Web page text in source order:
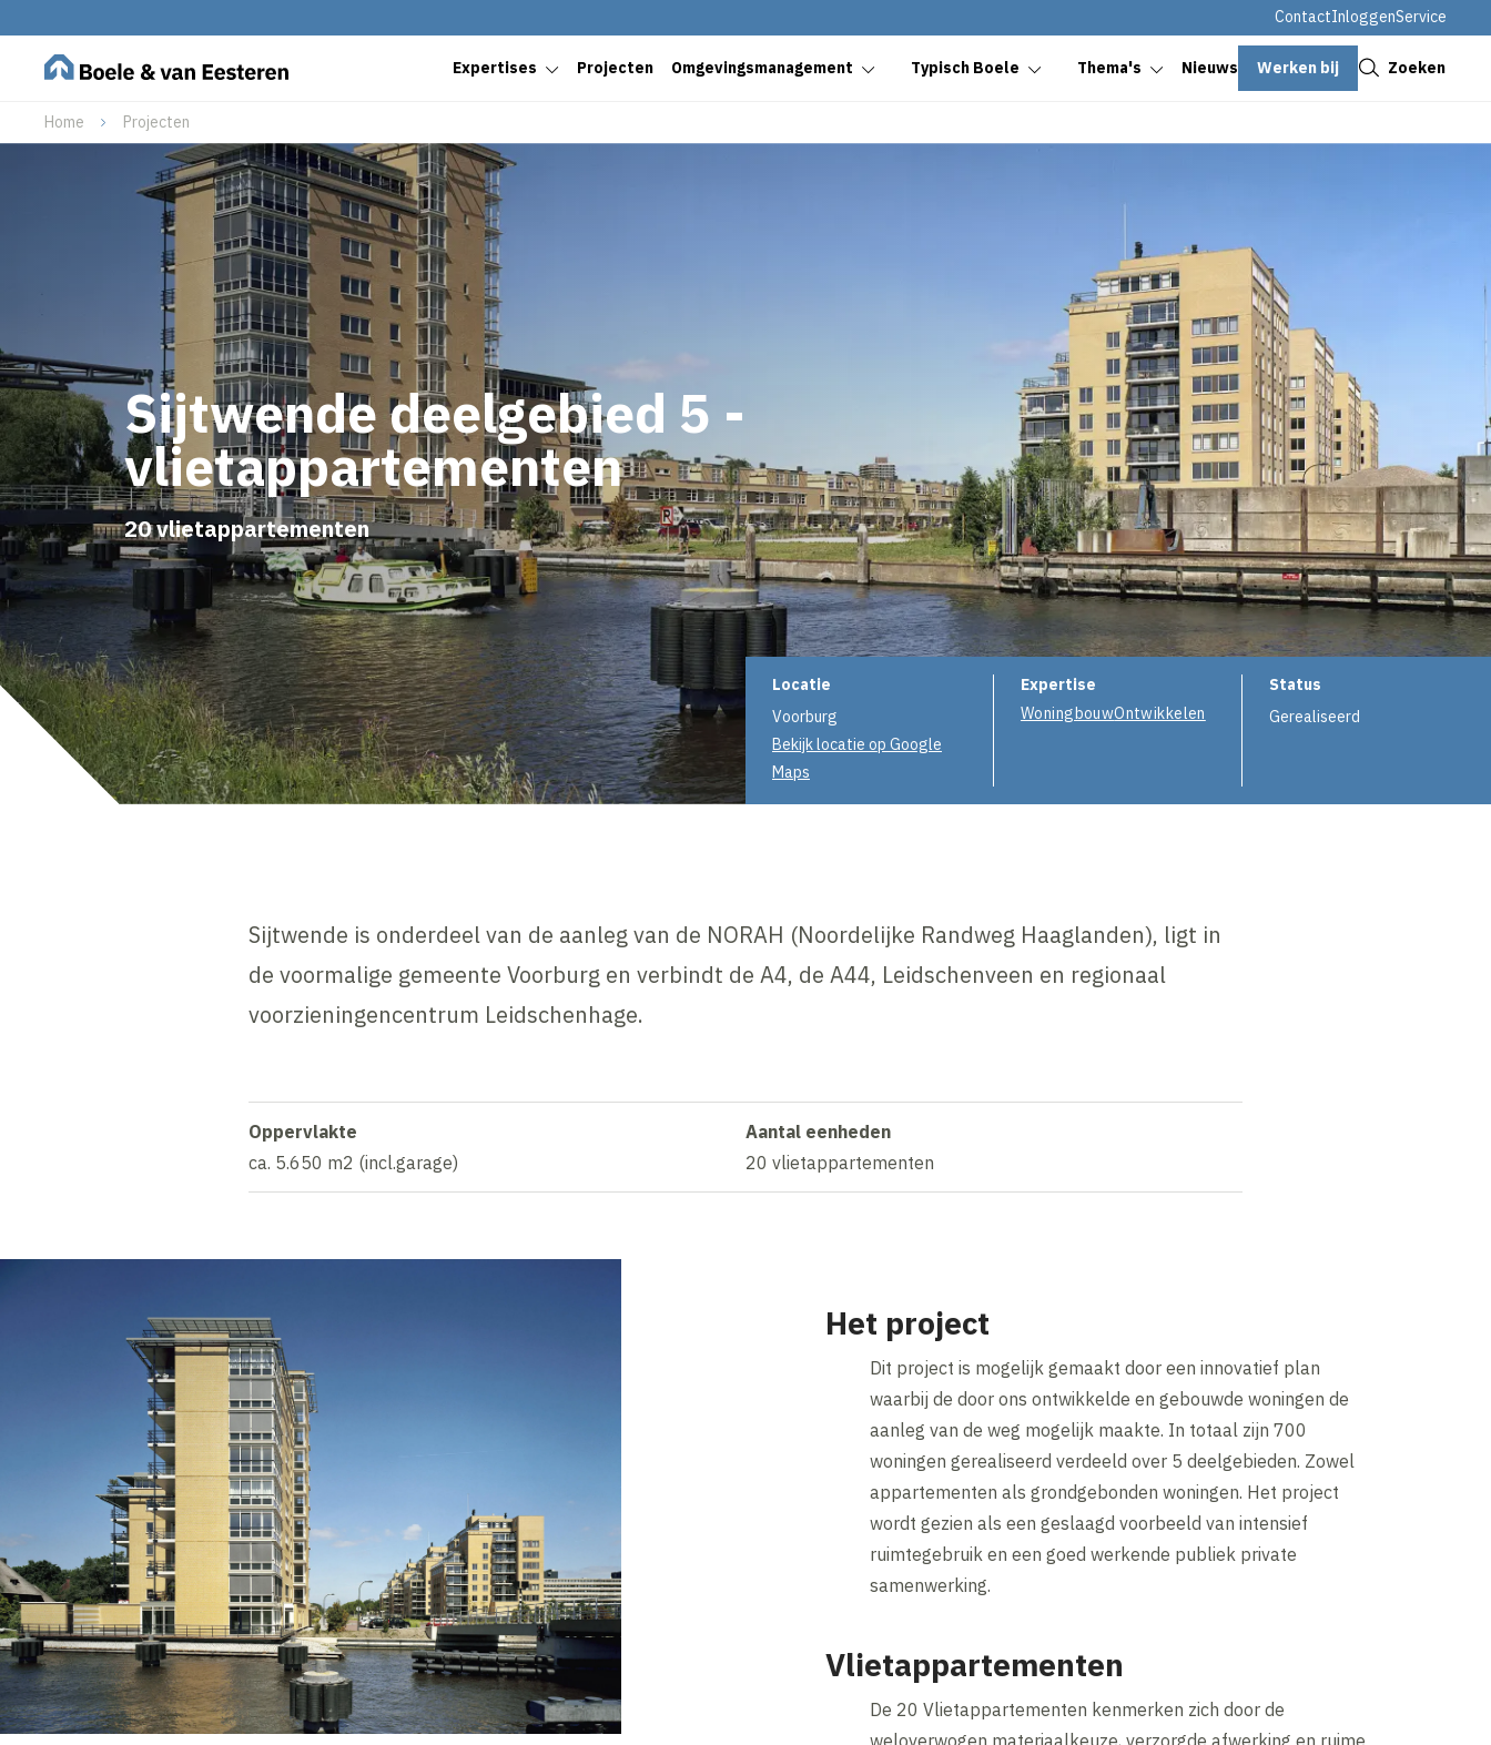
ContactInloggenService
Expertises Projecten Omgevingsmanagement Typisch Boele Thema's Nieuws Werken bij Zoeken
Home Projecten
Sijtwende deelgebied 5 -
vlietappartementen
20 vlietappartementen
Projectinformatie
Locatie
Voorburg
Bekijk locatie op Google
Maps
Expertise
WoningbouwOntwikkelen
Status
Gerealiseerd
Sijtwende is onderdeel van de aanleg van de NORAH (Noordelijke Randweg Haaglanden), ligt in
de voormalige gemeente Voorburg en verbindt de A4, de A44, Leidschenveen en regionaal
voorzieningencentrum Leidschenhage.
Oppervlakte
ca. 5.650 m2 (incl.garage)
Aantal eenheden
20 vlietappartementen
Het project
Dit project is mogelijk gemaakt door een innovatief plan
waarbij de door ons ontwikkelde en gebouwde woningen de
aanleg van de weg mogelijk maakte. In totaal zijn 700
woningen gerealiseerd verdeeld over 5 deelgebieden. Zowel
appartementen als grondgebonden woningen. Het project
wordt gezien als een geslaagd voorbeeld van intensief
ruimtegebruik en een goed werkende publiek private
samenwerking.
Vlietappartementen
De 20 Vlietappartementen kenmerken zich door de
weloverwogen materiaalkeuze, verzorgde afwerking en ruime
Sluiten